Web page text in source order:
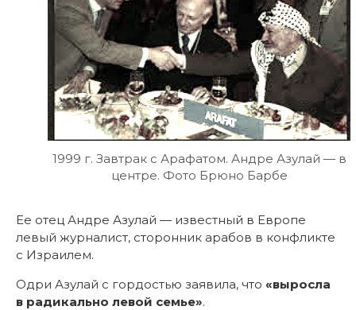
1999 г. Завтрак с Арафатом. Андре Азулай — в
центре. Фото Брюно Барбе
Ее отец Андре Азулай — известный в Европе
левый журналист, сторонник арабов в конфликте
с Израилем.
Одри Азулай с гордостью заявила, что «выросла
в радикально левой семье».